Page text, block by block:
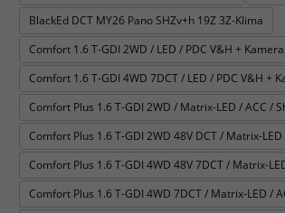
BlackEd DCT MY26 Pano SHZv+h 19Z 3Z-Klima
Comfort 1.6 T-GDI 2WD / LED / PDC V&H +
Comfort 1.6 T-GDI 4WD 7DCT / LED / PDC V&H +
Comfort Plus 1.6 T-GDI 2WD / Matrix-LED / ACC /
Comfort Plus 1.6 T-GDI 2WD 48V DCT / Matrix-
Comfort Plus 1.6 T-GDI 4WD 48V 7DCT / Matrix-
Comfort Plus 1.6 T-GDI 4WD 7DCT / Matrix-LED /